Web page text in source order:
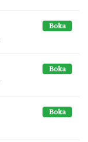
Boka
Boka
Boka